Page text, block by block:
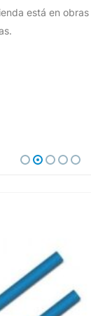
está en obras